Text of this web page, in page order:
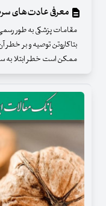
معرفی عادت‌های
بتاکاروتن توصیه و بر خطر
ممکن است خطر ابتلا به